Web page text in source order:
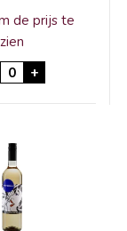
aantal
de prijs te
zien
Blije Mense Cape
+